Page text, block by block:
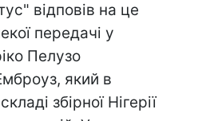
відповів на це
передачі у
Пелузо
який в
збірної Нігерії